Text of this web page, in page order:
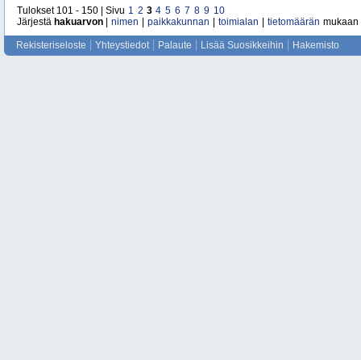
Tulokset 101 - 150 | Sivu 1 2 3 4 5 6 7 8 9 10
Järjestä hakuarvon nimen paikkakunnan toimialan tietomäärän mukaan
Rekisteriseloste Yhteystiedot Palaute Lisää Suosikkeihin Hakemisto